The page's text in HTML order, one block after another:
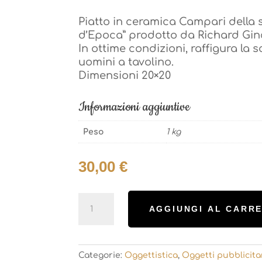
Piatto in ceramica Campari della
d’Epoca” prodotto da Richard
In ottime condizioni, raffigura la
uomini a tavolino.
Dimensioni 20×20
Informazioni aggiuntive
Peso 1 kg
30,00€
Campari
quantità
AGGIUNGI AL
Categorie: Oggettistica, Oggetti
In ottime condizioni, raffigura la
uomini a tavolino.
Dimensioni 20×20
Informazioni aggiuntive
Peso 1 kg
30,00€
Piatto